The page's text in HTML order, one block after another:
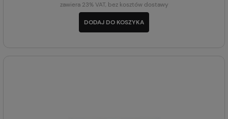
zawiera 23% VAT, bez kosztów dostawy
DODAJ DO KOSZYKA